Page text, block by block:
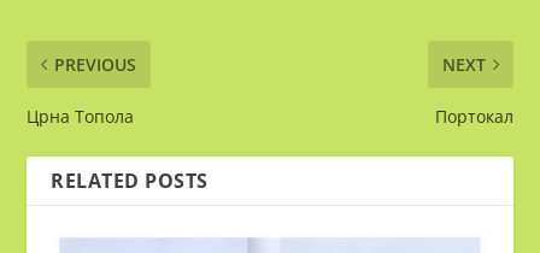
PREVIOUS
Црна Топола
NEXT
Портокал
RELATED POSTS